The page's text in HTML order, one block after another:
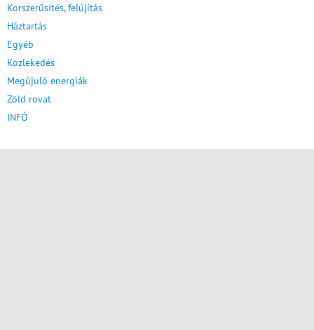
Korszerűsítés, felújítás
Háztartás
Egyéb
Közlekedés
Megújuló energiák
Zöld rovat
INFÓ